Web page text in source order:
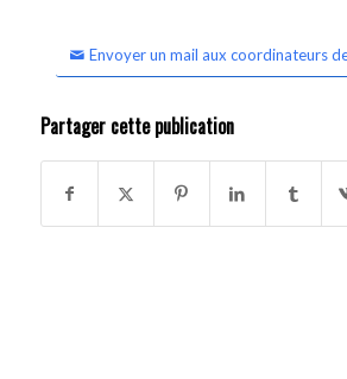
Envoyer un mail aux coordinateurs
Partager cette publication